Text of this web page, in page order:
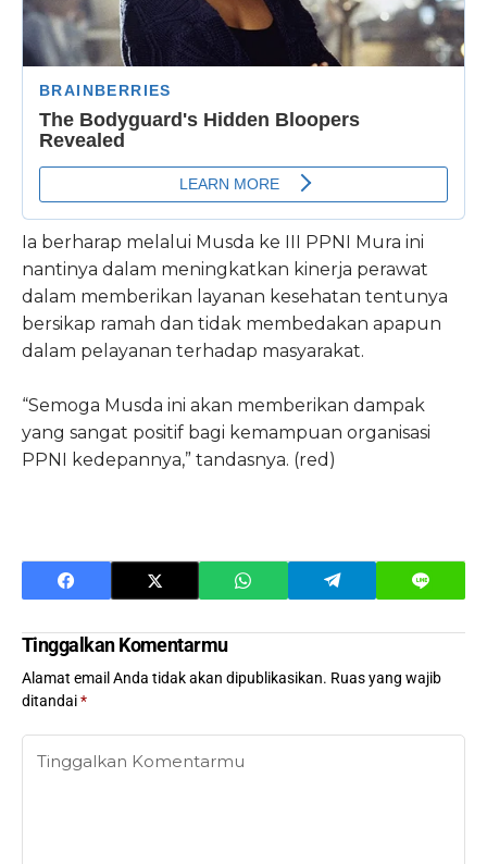
Ia berharap melalui Musda ke III PPNI Mura ini
nantinya dalam meningkatkan kinerja perawat
dalam memberikan layanan kesehatan tentunya
bersikap ramah dan tidak membedakan apapun
dalam pelayanan terhadap masyarakat.
“Semoga Musda ini akan memberikan dampak
yang sangat positif bagi kemampuan organisasi
PPNI kedepannya,” tandasnya. (red)
Tinggalkan Komentarmu
Alamat email Anda tidak akan dipublikasikan. Ruas yang wajib
ditandai*